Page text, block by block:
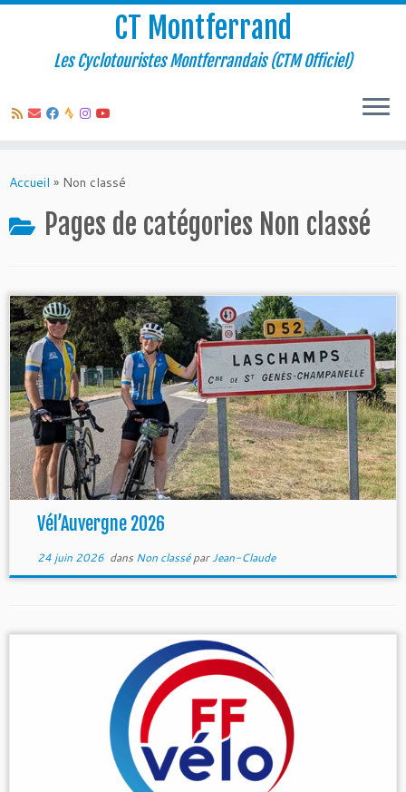
au
CT Montferrand
Les Cyclotouristes Montferrandais (CTM Officiel)
Accueil » Non classé
Pages de catégories Non classé
Vél’Auvergne 2026
24 juin 2026dans Non classéparJean-Claude